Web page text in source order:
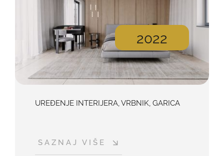
2022
UREĐENJE INTERIJERA, VRBNIK, GARICA
SAZNAJ VIŠE